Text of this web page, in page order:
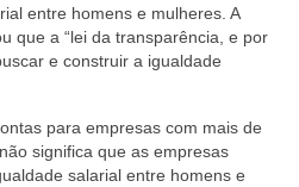
entre homens e mulheres. A
que a “lei da transparência, e por
e construir a igualdade
para empresas com mais de
significa que as empresas
salarial entre homens e